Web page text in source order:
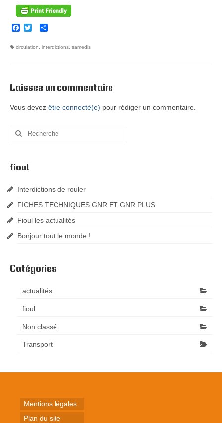
Actualités
Prix fioul
Transport
Facebook
Twitter
circulation interdictions samedis
Laissez un commentaire
Vous devez être connecté(e) pour rédiger un commentaire.
fioul
Interdictions de rouler
FICHES TECHNIQUES GNR ET GNR PLUS
Fioul les actualités
Bonjour tout le monde !
Catégories
actualités
fioul
Non classé
Transport
Mentions légales
Plan du site